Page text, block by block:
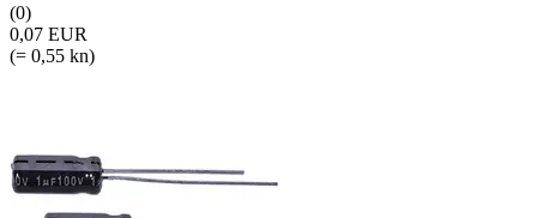
(0)
0,07 EUR
(= 0,55 kn)